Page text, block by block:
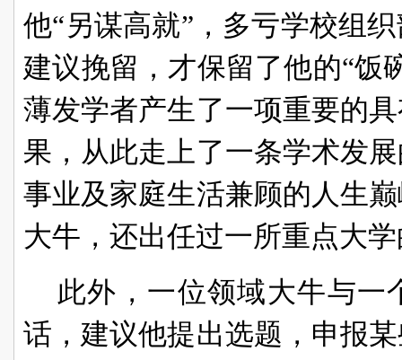
他“另谋高就”，多亏学校组
建议挽留，才保留了他的“饭
薄发学者产生了一项重要的
果，从此走上了一条学术发
事业及家庭生活兼顾的人生
大牛，还出任过一所重点大
此外，一位领域大牛与一
话，建议他提出选题，申报